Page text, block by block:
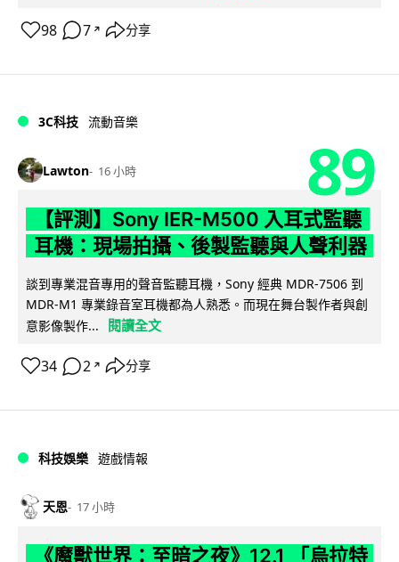
98 7 ↗ 分享
3C科技 流動音樂
Lawton 16 小時 89
【評測】Sony IER-M500 入耳式監聽
耳機：現場拍攝、後製監聽與人聲利器
談到專業混音專用的聲音監聽耳機，Sony 經典 MDR-7506 到
MDR-M1 專業錄音室耳機都為人熟悉。而現在舞台製作者與創
意影像製作...
閱讀全文
34 2 ↗ 分享
科技娛樂 遊戲情報
天恩 17 小時
《魔獸世界：至暗之夜》12.1 「烏拉特